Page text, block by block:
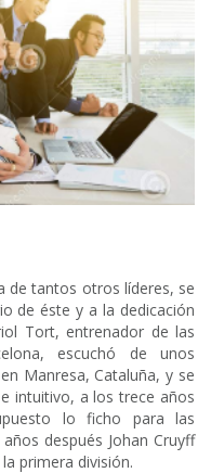
de tantos otros líderes, se
de éste y a la dedicación
Tort, entrenador de las
escuchó de unos
Manresa, Cataluña, y se
intuitivo, a los trece años
lo ficho para las
después Johan Cruyff
primera división.